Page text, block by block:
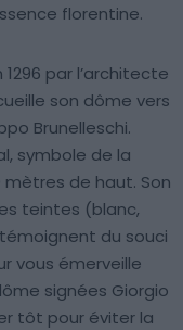
florentine.
par l’architecte
son dôme vers
Brunelleschi.
symbole de la
mètres de haut. Son
teintes (blanc,
du souci
vous émerveille
signées Giorgio
tôt pour éviter la